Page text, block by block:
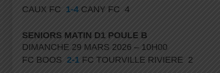
CAUX FC 1-4 CANY FC 4
SENIORS MATIN D1 POULE B
DIMANCHE 29 MARS 2026 – 10H00
FC BOOS 2-1 FC TOURVILLE RIVIERE 2